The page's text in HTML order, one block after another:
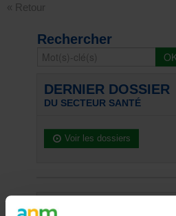
« Retour
Rechercher
DERNIER DOSSIER
DU SECTEUR SANTÉ
Voir les dossiers